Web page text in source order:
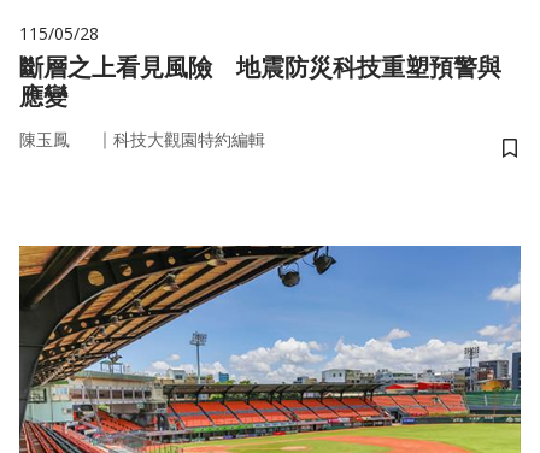
115/05/28
斷層之上看見風險 地震防災科技重塑預警與
應變
陳玉鳳 ｜ 科技大觀園特約編輯
儲